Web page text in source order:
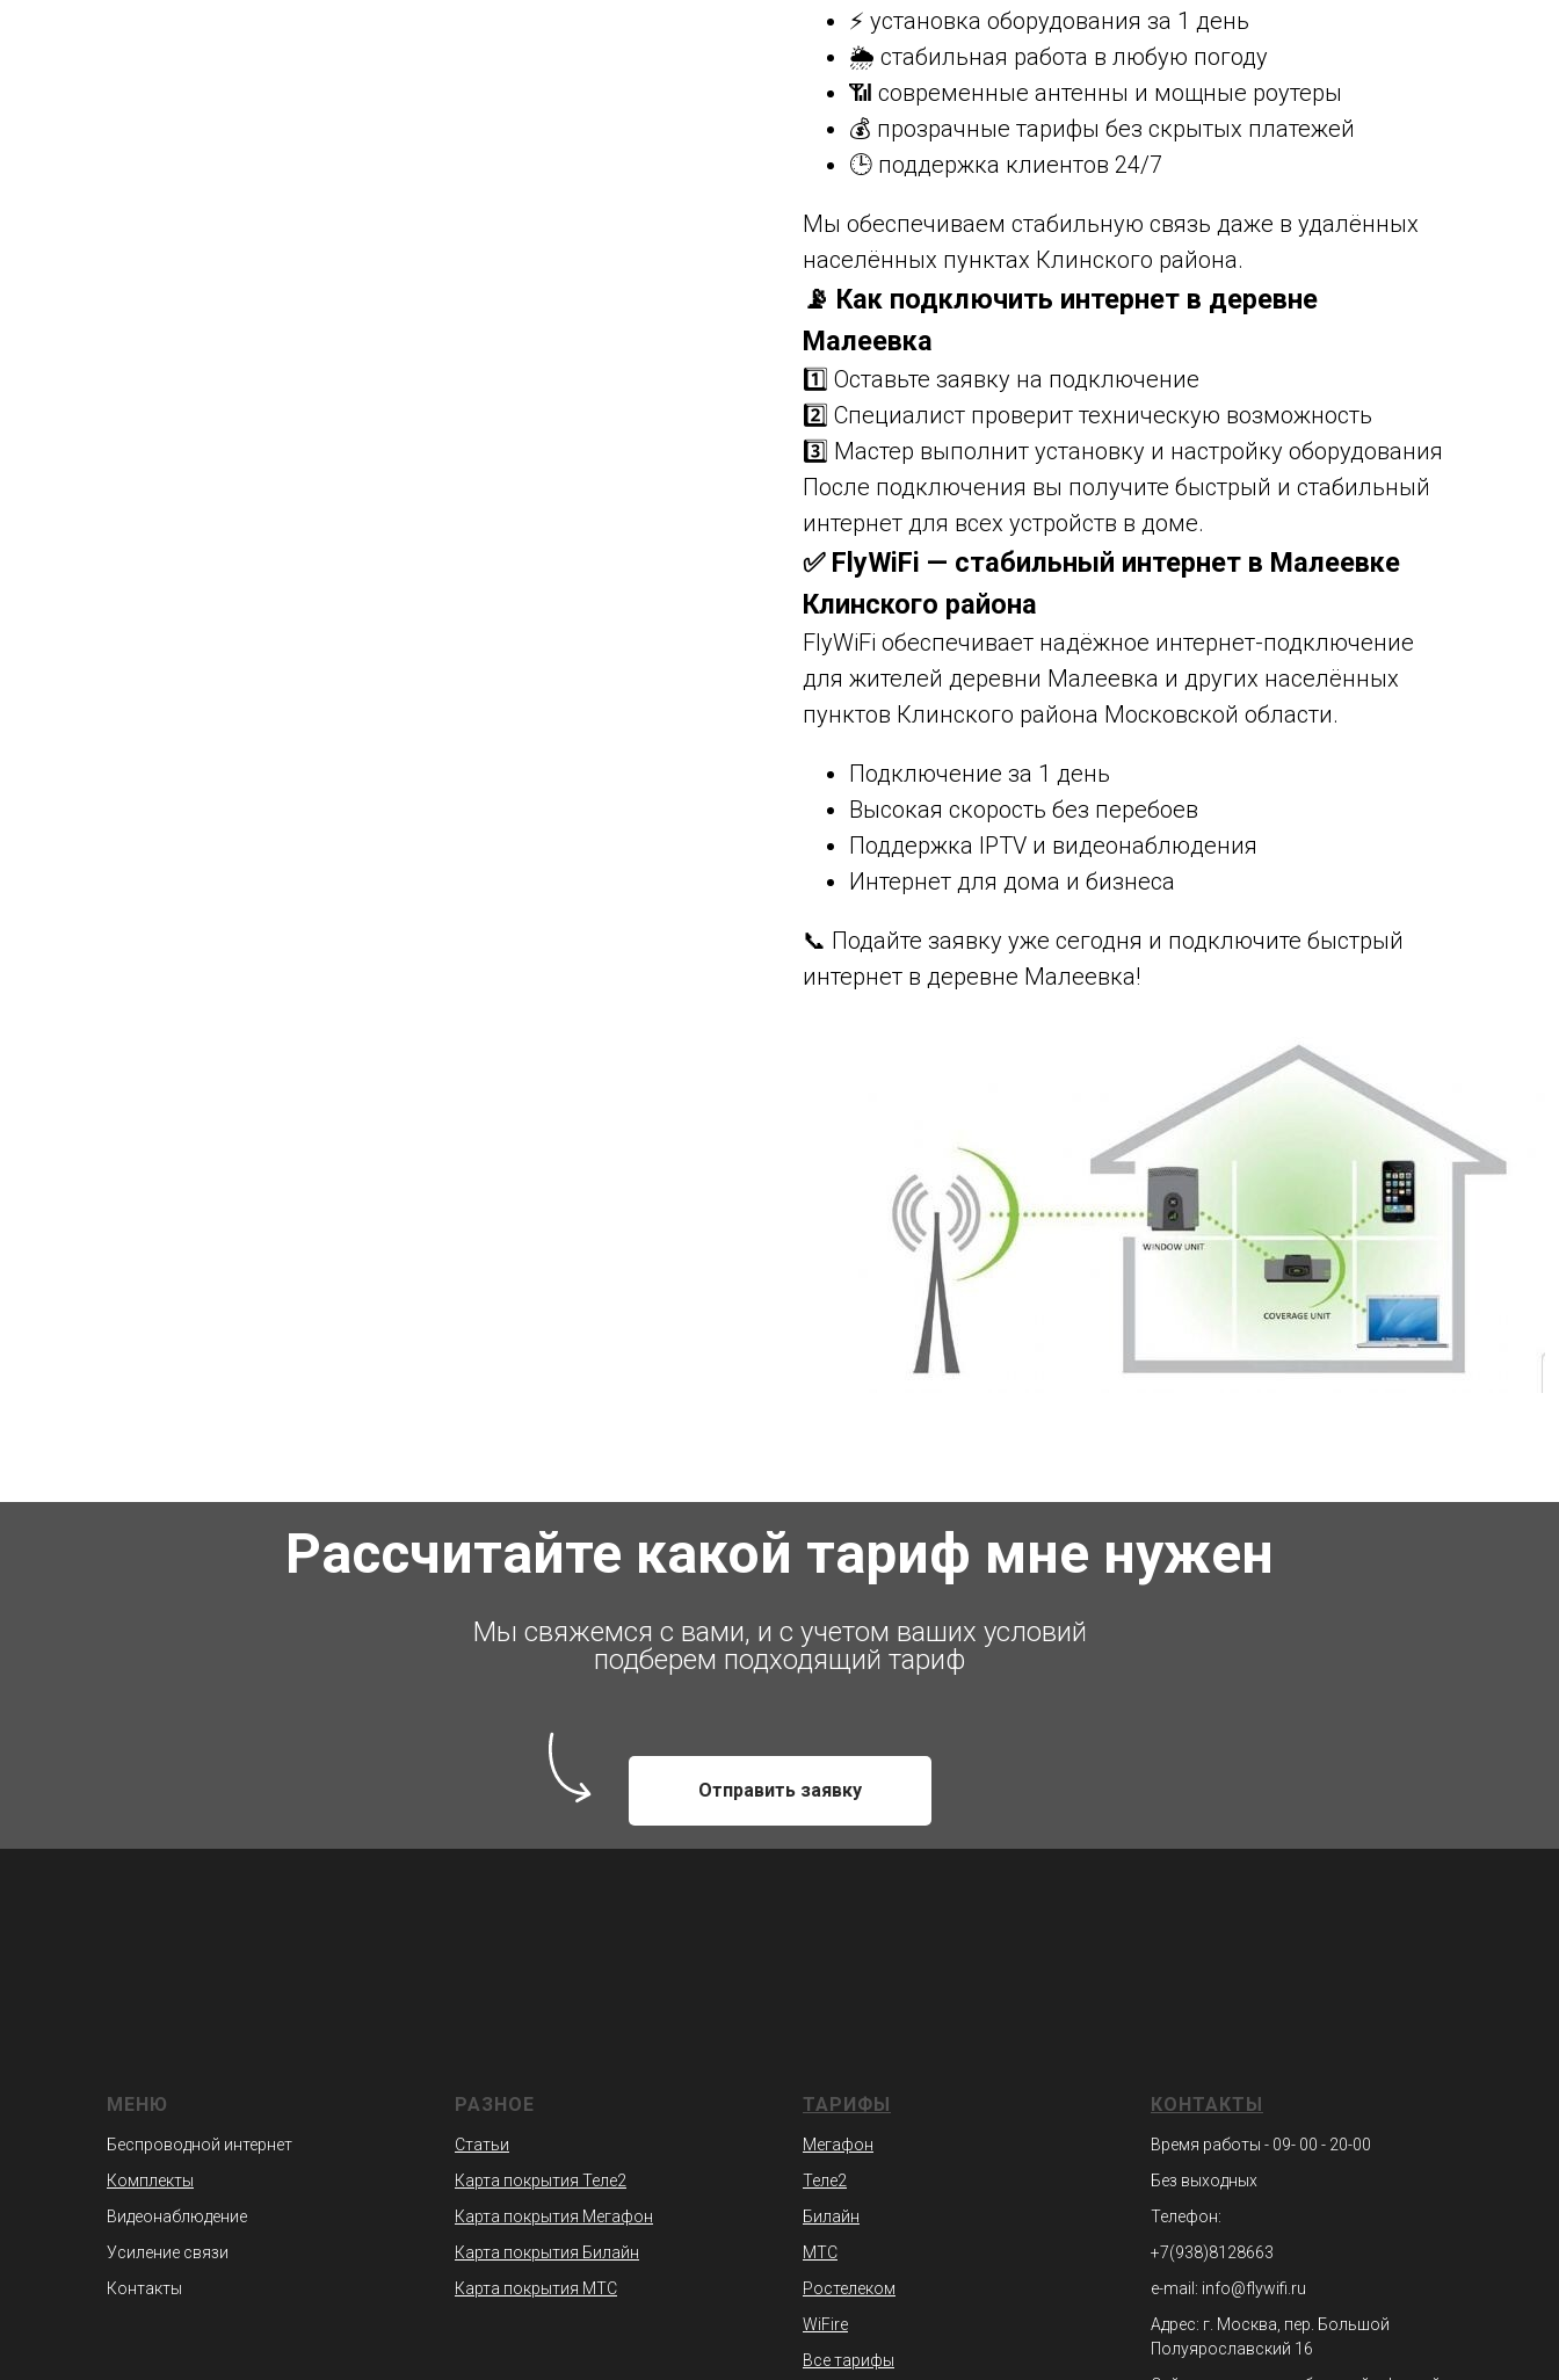
⚡ установка оборудования за 1 день
🌦 стабильная работа в любую погоду
📶 современные антенны и мощные роутеры
💰 прозрачные тарифы без скрытых платежей
🕒 поддержка клиентов 24/7
Мы обеспечиваем стабильную связь даже в удалённых
населённых пунктах Клинского района.
📡 Как подключить интернет в деревне
Малеевка
1️⃣ Оставьте заявку на подключение
2️⃣ Специалист проверит техническую возможность
3️⃣ Мастер выполнит установку и настройку оборудования
После подключения вы получите быстрый и стабильный
интернет для всех устройств в доме.
✅ FlyWiFi — стабильный интернет в Малеевке
Клинского района
FlyWiFi обеспечивает надёжное интернет-подключение
для жителей деревни Малеевка и других населённых
пунктов Клинского района Московской области.
Подключение за 1 день
Высокая скорость без перебоев
Поддержка IPTV и видеонаблюдения
Интернет для дома и бизнеса
📞 Подайте заявку уже сегодня и подключите быстрый
интернет в деревне Малеевка!
Рассчитайте какой тариф мне нужен
Мы свяжемся с вами, и с учетом ваших условий
подберем подходящий тариф
Отправить заявку
МЕНЮ
Беспроводной интернет
Комплекты
Видеонаблюдение
Усиление связи
Контакты
РАЗНОЕ
Статьи
Карта покрытия Теле2
Карта покрытия Мегафон
Карта покрытия Билайн
Карта покрытия МТС
ТАРИФЫ
Мегафон
Теле2
Билайн
МТС
Ростелеком
WiFire
Все тарифы
КОНТАКТЫ
Время работы - 09- 00 - 20-00
Без выходных
Телефон:
+7(938)8128663
e-mail: info@flywifi.ru
Адрес: г. Москва, пер. Большой
Полуярославский 16